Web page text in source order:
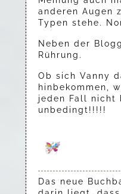
anderen Augen
Typen stehe.
Neben der
Rührung.
Ob sich Vanny
hinbekommen,
jeden Fall nicht
unbedingt!!!!!
Das neue